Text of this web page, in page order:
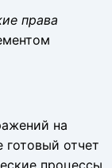
права
на
готовый отчет